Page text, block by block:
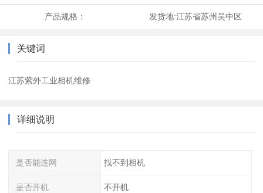
产品规格： 发货地:江苏省苏州吴中区
关键词
江苏紫外工业相机维修
详细说明
是否能连网 找不到相机
是否开机 不开机